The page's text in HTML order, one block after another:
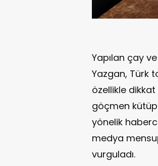
Yapılan çay
Yazgan, Türk
özellikle
göçmen
yönelik
medya
vurguladı.